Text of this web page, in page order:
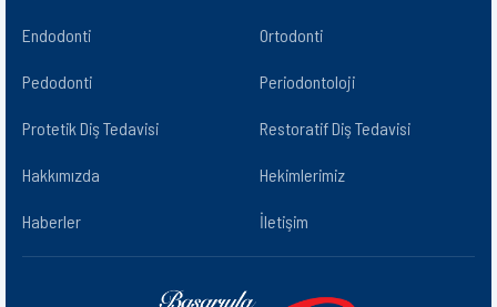
Endodonti Ortodonti
Pedodonti Periodontoloji
Protetik Diş Tedavisi Restoratif Diş Tedavisi
Hakkımızda Hekimlerimiz
Haberler İletişim